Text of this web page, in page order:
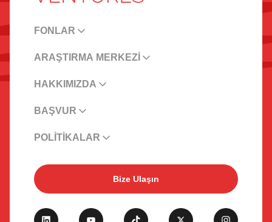
FONLAR
ARAŞTIRMA MERKEZİ
HAKKIMIZDA
BAŞVUR
POLİTİKALAR
Bize Ulaşın